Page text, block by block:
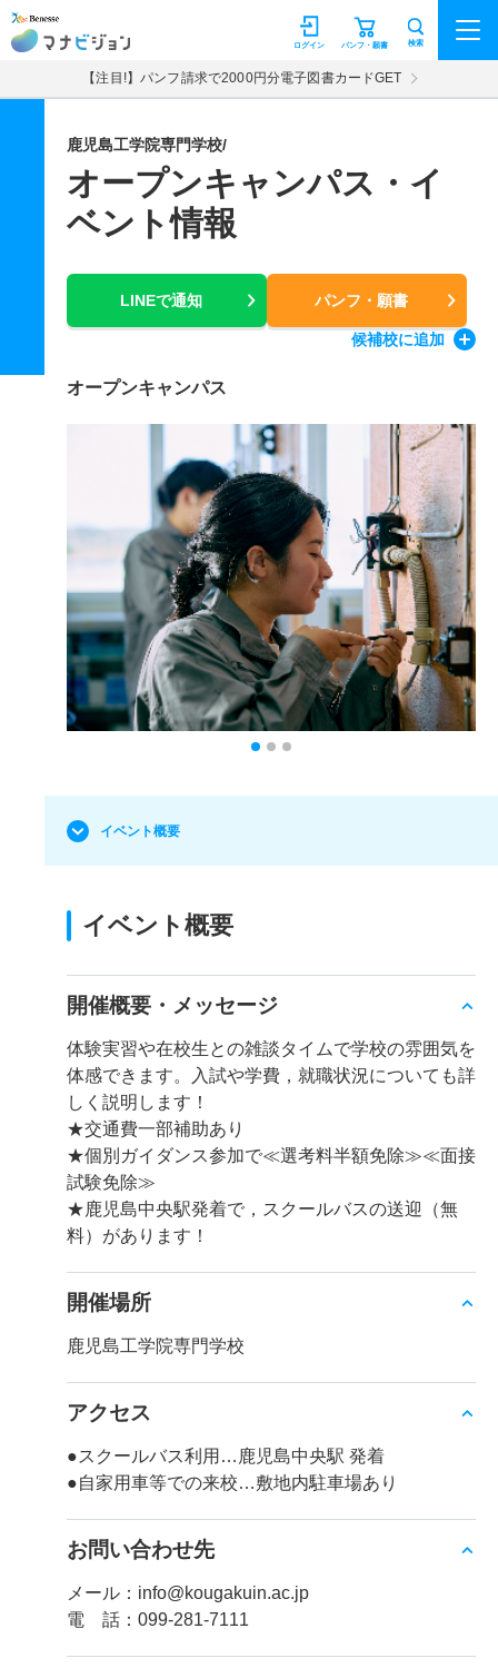
マナビジョン パンフ・願書
ログイン 検索
【注目!】パンフ請求で2000円分電子図書カードGET
鹿児島工学院専門学校/
オープンキャンパス・イ
ベント情報
LINEで通知 パンフ・願書
候補校に追加
オープンキャンパス
イベント概要
イベント概要
開催概要・メッセージ
体験実習や在校生との雑談タイムで学校の雰囲気を
体感できます。入試や学費，就職状況についても詳
しく説明します！
★交通費一部補助あり
★個別ガイダンス参加で≪選考料半額免除≫≪面接
試験免除≫
★鹿児島中央駅発着で，スクールバスの送迎（無
料）があります！
開催場所
鹿児島工学院専門学校
アクセス
●スクールバス利用…鹿児島中央駅 発着
●自家用車等での来校…敷地内駐車場あり
お問い合わせ先
メール：info@kougakuin.ac.jp
電 話：099-281-7111